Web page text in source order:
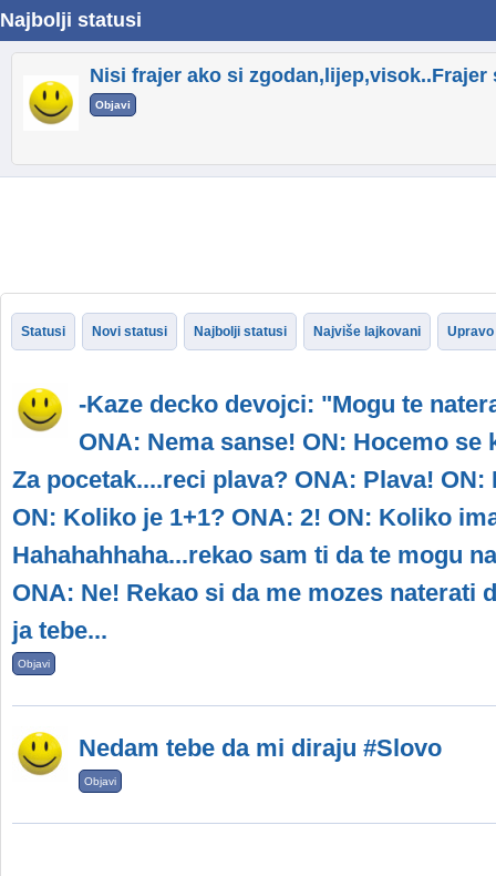
Najbolji statusi
Nisi frajer ako si zgodan,lijep,visok..Frajer
Objavi
Statusi Novi statusi Najbolji statusi Najviše lajkovani
-Kaze decko devojci: "Mogu te
ONA: Nema sanse! ON: Hocemo
Za pocetak....reci plava? ONA: Plava!
ON: Koliko je 1+1? ONA: 2! ON: Koliko
Hahahahhaha...rekao sam ti da te mogu
ONA: Ne! Rekao si da me mozes naterati
ja tebe...
Objavi
Nedam tebe da mi diraju #Slovo
Objavi